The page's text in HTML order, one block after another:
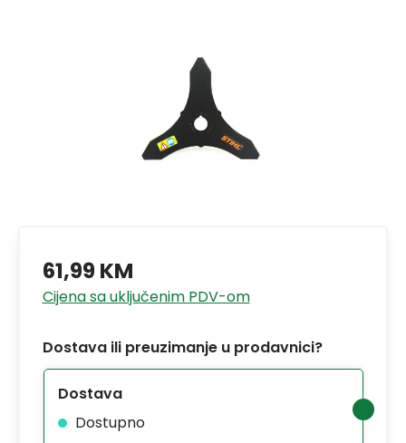
61,99 KM
Cijena sa uključenim PDV-om
Dostava ili preuzimanje u prodavnici?
Dostava
Dostupno